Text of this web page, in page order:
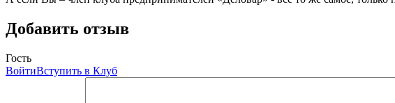
Добавить отзыв
Гость
ВойтиВступить в Клуб